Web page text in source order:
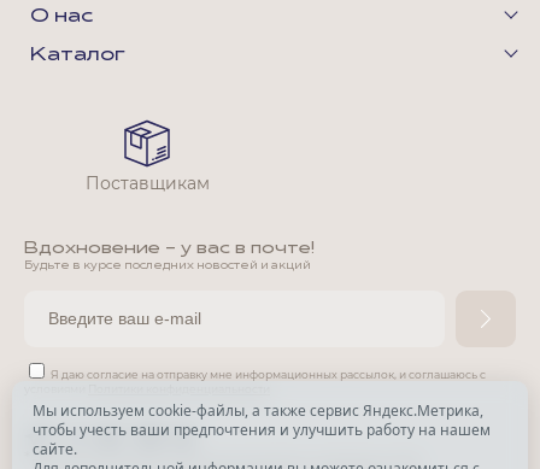
О нас
Каталог
Вдохновение - у вас в почте!
Будьте в курсе последних новостей и акций
Я даю согласие на отправку мне информационных рассылок, и соглашаюсь с
*
Признана экстремистской организацией и запрещена в РФ.
Поставщикам
Мы используем cookie-файлы, а также сервис Яндекс.Метрика,
чтобы учесть ваши предпочтения и улучшить работу на нашем
сайте.